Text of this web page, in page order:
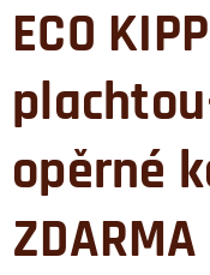
ECO
opěrné
ZDARMA